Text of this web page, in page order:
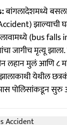
बांगलादेशमध्ये
झाल्याची
(bus
जागीच मृत्यू
लहान मुलं आणि ८
येथील
पोलिसांकडून